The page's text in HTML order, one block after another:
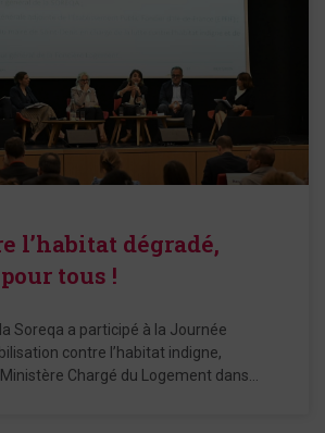
l’habitat dégradé,
tous !
la Soreqa a participé à la Journée
contre l’habitat indigne,
Chargé du Logement dans…